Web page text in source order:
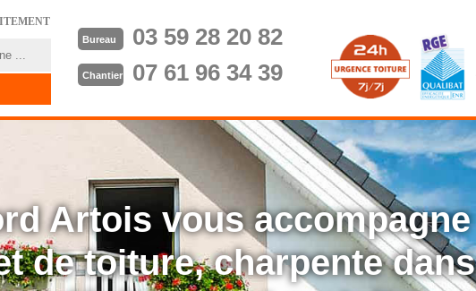
Bureau 03 59 28 20 82
Chantier 07 61 96 34 39
Artois vous accompagne
de toiture, charpente dans